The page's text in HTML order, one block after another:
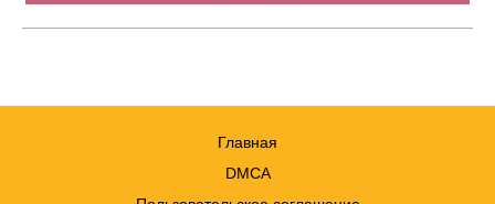
Главная
DMCA